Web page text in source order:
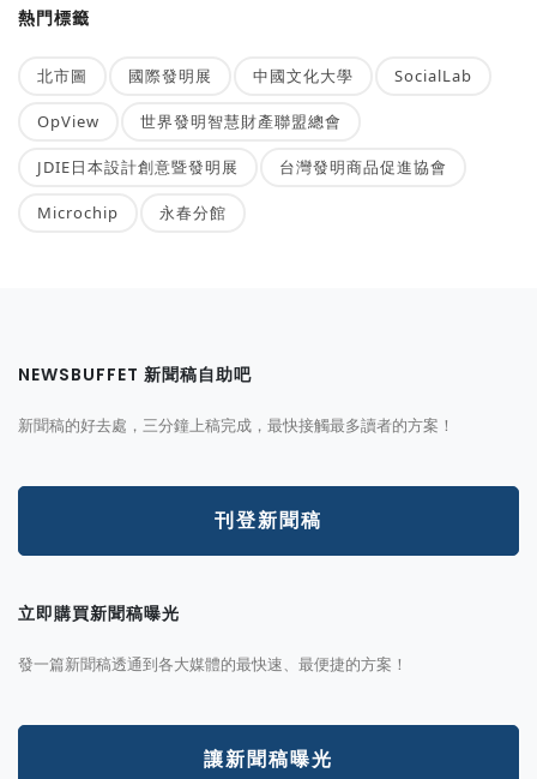
熱門標籤
北市圖 國際發明展 中國文化大學 SocialLab
OpView 世界發明智慧財產聯盟總會
JDIE日本設計創意暨發明展 台灣發明商品促進協會
Microchip 永春分館
NEWSBUFFET 新聞稿自助吧
新聞稿的好去處，三分鐘上稿完成，最快接觸最多讀者的方案！
刊登新聞稿
立即購買新聞稿曝光
發一篇新聞稿透通到各大媒體的最快速、最便捷的方案！
讓新聞稿曝光